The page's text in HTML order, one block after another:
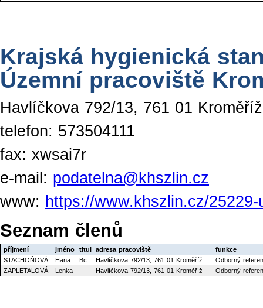
Krajská hygienická
Územní pracoviště
Havlíčkova 792/13, 761 01 Kroměříž
telefon: 573504111
fax: xwsai7r
e-mail: podatelna@khszlin.cz
www: https://www.khszlin.cz/
Seznam členů
příjmení jméno titul adresa pracoviště
funkce
STACHOŇOVÁ
Hana Bc. Havlíčkova 792/13, 761 01 Kroměříž
Odborný
ZAPLETALOVÁ
Lenka Havlíčkova 792/13, 761 01 Kroměříž Odborný